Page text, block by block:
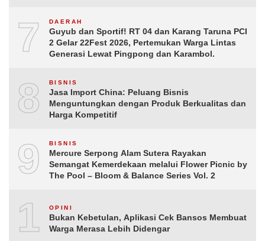
7 DAERAH
Guyub dan Sportif! RT 04 dan Karang Taruna PCI
2 Gelar 22Fest 2026, Pertemukan Warga Lintas
Generasi Lewat Pingpong dan Karambol.
8 BISNIS
Jasa Import China: Peluang Bisnis
Menguntungkan dengan Produk Berkualitas dan
Harga Kompetitif
9 BISNIS
Mercure Serpong Alam Sutera Rayakan
Semangat Kemerdekaan melalui Flower Picnic by
The Pool – Bloom & Balance Series Vol. 2
10
OPINI
Bukan Kebetulan, Aplikasi Cek Bansos Membuat
Warga Merasa Lebih Didengar